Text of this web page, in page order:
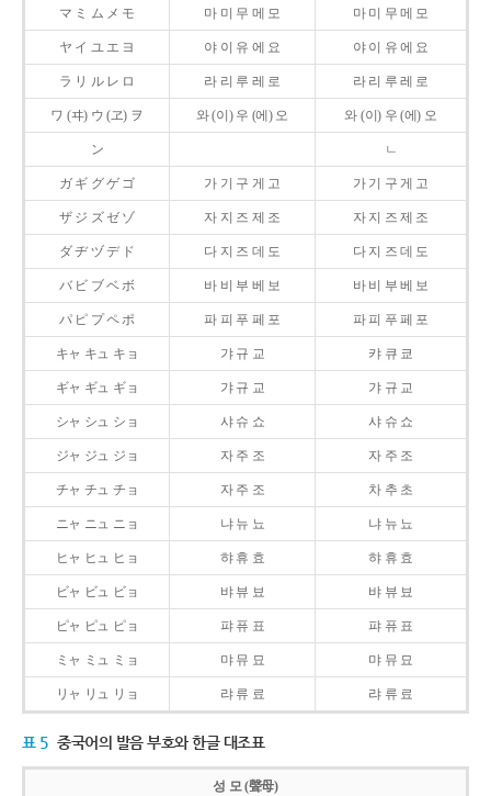
マ ミ ム メ モ 마 미 무 메 모 마 미 무 메 모
ヤ イ ユ エ ヨ 야 이 유 에 요 야 이 유 에 요
ラ リ ル レ ロ 라 리 루 레 로 라 리 루 레 로
ワ (ヰ) ウ (ヱ) ヲ 와 (이) 우 (에) 오 와 (이) 우 (에) 오
ン ㄴ
ガ ギ グ ゲ ゴ 가 기 구 게 고 가 기 구 게 고
ザ ジ ズ ゼ ゾ 자 지 즈 제 조 자 지 즈 제 조
ダ ヂ ヅ デ ド 다 지 즈 데 도 다 지 즈 데 도
バ ビ ブ ベ ボ 바 비 부 베 보 바 비 부 베 보
パ ピ プ ペ ポ 파 피 푸 페 포 파 피 푸 페 포
キャ キュ キョ 갸 규 교 캬 큐 쿄
ギャ ギュ ギョ 갸 규 교 갸 규 교
シャ シュ ショ 샤 슈 쇼 샤 슈 쇼
ジャ ジュ ジョ 자 주 조 자 주 조
チャ チュ チョ 자 주 조 차 추 초
ニャ ニュ ニョ 냐 뉴 뇨 냐 뉴 뇨
ヒャ ヒュ ヒョ 햐 휴 효 햐 휴 효
ビャ ビュ ビョ 뱌 뷰 뵤 뱌 뷰 뵤
ピャ ピュ ピョ 퍄 퓨 표 퍄 퓨 표
ミャ ミュ ミョ 먀 뮤 묘 먀 뮤 묘
リャ リュ リョ 랴 류 료 랴 류 료
표 5 중국어의 발음 부호와 한글 대조표
성 모 (聲母)